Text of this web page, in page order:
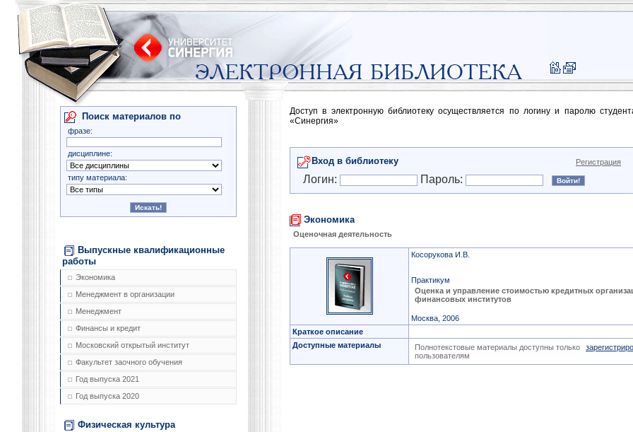
Поиск материалов по
фразе:
дисциплине:
типу материала:
Выпускные квалификационные
работы
Экономика
Менеджмент в организации
Менеджмент
Финансы и кредит
Московский открытый институт
Факультет заочного обучения
Год выпуска 2021
Год выпуска 2020
Физическая культура
Доступ в электронную библиотеку осуществляется по логину и паролю
«Синергия»
Вход в библиотеку Регистрация
Логин: Пароль:
Экономика
Оценочная деятельность
Косорукова И.В.
Практикум
Оценка и управление стоимостью кредитных
финансовых институтов
Москва, 2006
Краткое описание
Доступные материалы
Полнотекстовые материалы доступны только
пользователям